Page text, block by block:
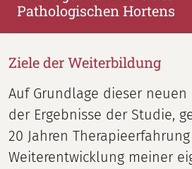
Pathologischen Hortens
Ziele der Weiterbildung
Auf Grundlage dieser
der Ergebnisse der Studie,
20 Jahren
Weiterentwicklung meiner